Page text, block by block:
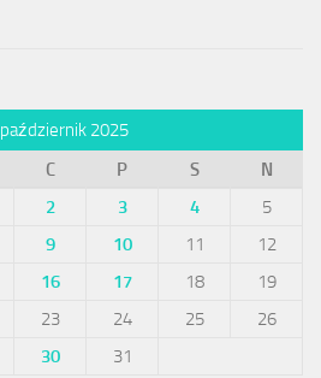
październik 2025
C P S
N
2 3 4
5
9 10 11
12
16 17 18
19
23 24 25
26
30
31